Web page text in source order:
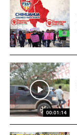
00:01:14